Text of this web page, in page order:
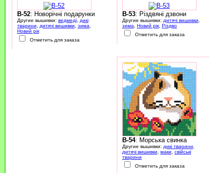
B-52: Новорічні подарунки
Другие вышивки: ведмеді,
дикі
тварини
дитячі вишивки зима
Новий рік
Отметить для заказа
B-53: Різдвяні дзвони
Другие вышивки: дитячі вишивки
зима
Новий рік, Різдво
Отметить для заказа
B-54: Морська свинка
Другие вышивки: дикі тварини
дитячі вишивки
маки
свійські
тварини
Отметить для заказа